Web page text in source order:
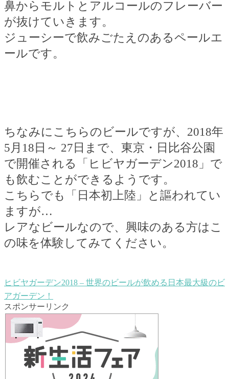
鼻からモルトとアルコールのフレーバー
が抜けていきます。
ジューシーで飲みごたえのあるペールエ
ールです。
ちなみにこちらのビールですが、 2018年
5 月 18 日～ 27 日まで、東京・日比谷公園
で開催される「ヒビヤガーデン2018 」で
も飲むことができるようです。
こちらでも「日本初上陸」と謳われてい
ますが…
レアなビールなので、興味のある方はこ
の味を体験してみてください。
ヒビヤガーデン2018 – 世界のビールが飲める日本最大級のビ
アガーデン！
スポンサーリンク